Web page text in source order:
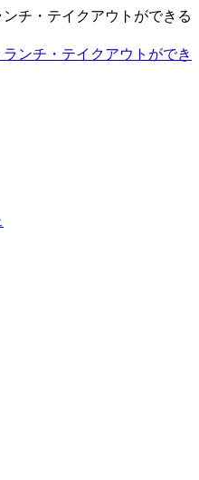
チ・テイクアウトができる